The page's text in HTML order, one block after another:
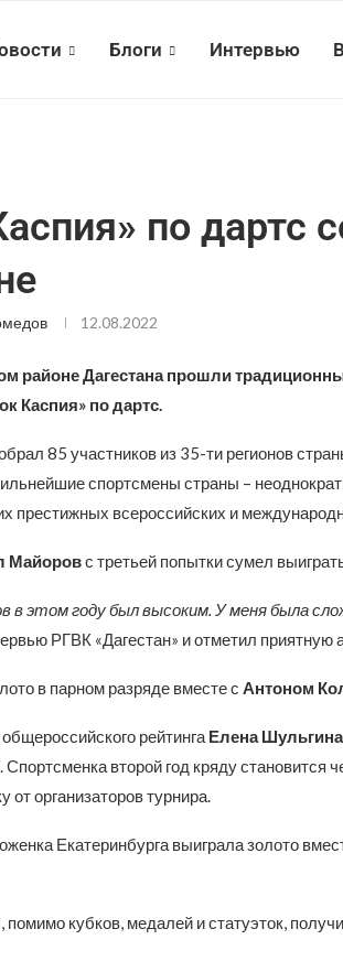
Блоги Интервью
по дартс
12.08.2022
районе Дагестана прошли
Каспия» по дартс.
85 участников из 35-ти регионов
спортсмены страны –
престижных всероссийских и
Майоровс третьей попытки сумел
в этом году был высоким. У меня была
РГВК «Дагестан» и отметил приятную
в парном разряде вместе с Антоном
рейтинга Елена Шульгина
второй год кряду становится
от организаторов турнира.
Екатеринбурга выиграла золото
кубков, медалей и статуэток,